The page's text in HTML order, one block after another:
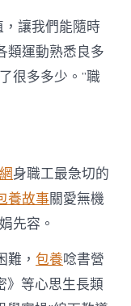
，讓我們能隨時
類運動熟悉良多
很多多少。”職
身職工最急切的
養故事關愛無機
先容。
難，包養唸書營
》等心思生長類